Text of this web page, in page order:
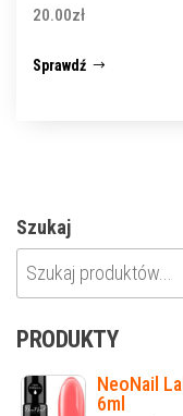
20.00zł
Sprawdź
Szukaj
PRODUKTY
NeoNail
6ml